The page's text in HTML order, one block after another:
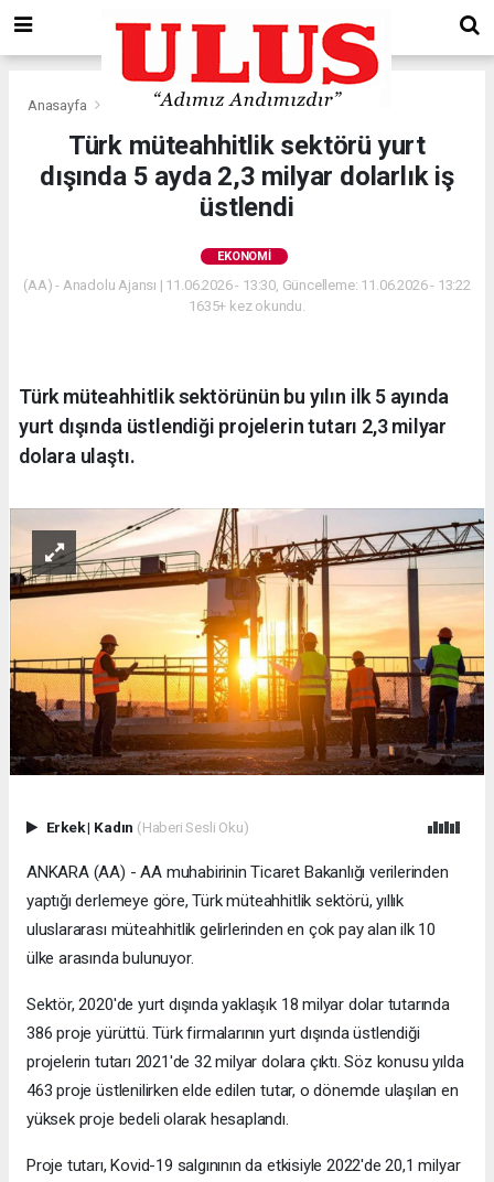
Anasayfa Ekonomi
Türk müteahhitlik sektörü yurt
dışında 5 ayda 2,3 milyar dolarlık iş
üstlendi
EKONOMI
(AA) - Anadolu Ajansı | 11.06.2026 - 13:30, Güncelleme: 11.06.2026 - 13:22
1635+ kez okundu.
Türk müteahhitlik sektörünün bu yılın ilk 5 ayında
yurt dışında üstlendiği projelerin tutarı 2,3 milyar
dolara ulaştı.
Erkek| Kadın (Haberi Sesli Oku)
ANKARA (AA) - AA muhabirinin Ticaret Bakanlığı verilerinden
yaptığı derlemeye göre, Türk müteahhitlik sektörü, yıllık
uluslararası müteahhitlik gelirlerinden en çok pay alan ilk 10
ülke arasında bulunuyor.
Sektör, 2020'de yurt dışında yaklaşık 18 milyar dolar tutarında
386 proje yürüttü. Türk firmalarının yurt dışında üstlendiği
projelerin tutarı 2021'de 32 milyar dolara çıktı. Söz konusu yılda
463 proje üstlenilirken elde edilen tutar, o dönemde ulaşılan en
yüksek proje bedeli olarak hesaplandı.
Proje tutarı, Kovid-19 salgınının da etkisiyle 2022'de 20,1 milyar